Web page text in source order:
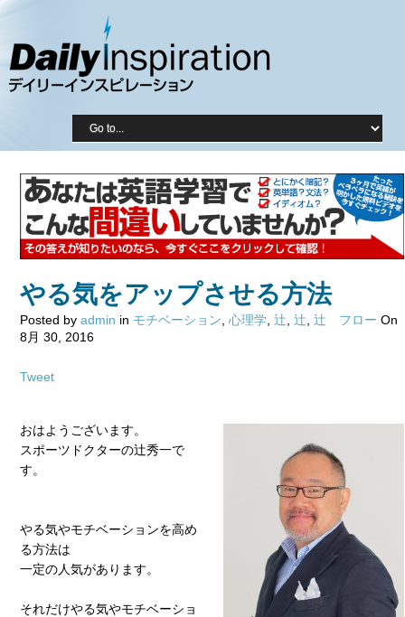
やる気をアップさせる方法
Posted by admin in モチベーション 心理学 辻 辻 辻 フロー On
8月 30, 2016
Tweet
おはようございます。
スポーツドクターの辻秀一で
す。
やる気やモチベーションを高め
る方法は
一定の人気があります。
それだけやる気やモチベーショ